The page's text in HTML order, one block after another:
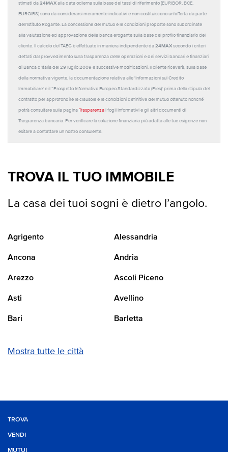
stimati da 24MAX alla data odierna sulla base dei tassi di riferimento (EURIBOR, BCE,
EUROIRS) sono da considerarsi meramente indicativi e non costituiscono un'offerta da parte
dell'Istituto Rogante. La concessione del mutuo e le condizioni proposte sono subordinate
alla valutazione ed approvazione della banca erogante sulla base del profilo finanziario del
cliente. Il calcolo del TAEG è effettuato in maniera indipendente da 24MAX secondo i criteri
dettati dal provvedimento sulla trasparenza delle operazioni e dei servizi bancari e finanziari
di Banca d'Italia del 29 luglio 2009 e successive modificazioni. Il cliente riceverà, sulla base
della normativa vigente, la documentazione relativa alle 'Informazioni sul Credito
Immobiliare' e il “Prospetto Informativo Europeo Standardizzato (Pies)' prima della stipula del
contratto per approfondire le clausole e le condizioni definitive del mutuo ottenuto nonché
potrà consultare sulla pagina Trasparenza i fogli informativi e gli altri documenti di
Trasparenza bancaria. Per verificare la soluzione finanziaria più adatta alle tue esigenze non
esitare a contattare un nostro consulente.
TROVA IL TUO IMMOBILE
La casa dei tuoi sogni è dietro l’angolo.
Agrigento Alessandria
Ancona Andria
Arezzo Ascoli Piceno
Asti Avellino
Bari Barletta
Mostra tutte le città
TROVA
VENDI
MUTUI